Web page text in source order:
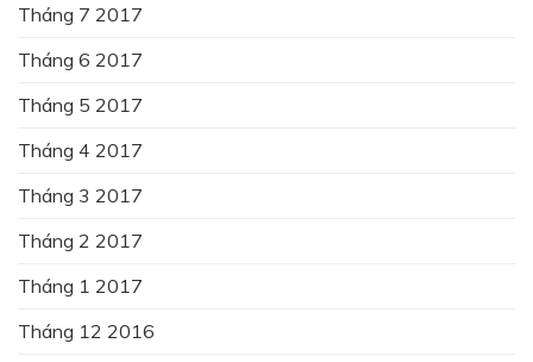
Tháng 7 2017
Tháng 6 2017
Tháng 5 2017
Tháng 4 2017
Tháng 3 2017
Tháng 2 2017
Tháng 1 2017
Tháng 12 2016